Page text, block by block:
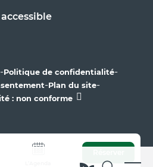
-Politique de confidentialité-
-Plan du site-
: non conforme